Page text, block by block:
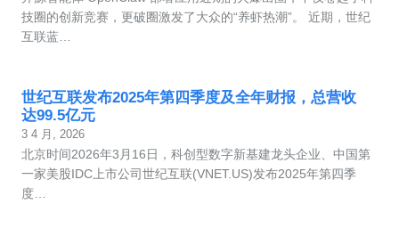
技圈的创新竞赛，更破圈激发了大众的“养虾热潮”。 近期，世纪
互联蓝…
世纪互联发布2025年第四季度及全年财报，总营收
达99.5亿元
3 4 月, 2026
北京时间2026年3月16日，科创型数字新基建龙头企业、中国第
一家美股IDC上市公司世纪互联(VNET.US)发布2025年第四季
度…